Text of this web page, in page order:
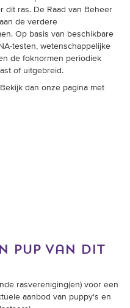
dit ras. De Raad van Beheer
de verdere
Op basis van beschikbare
testen, wetenschappelijke
de foknormen periodiek
of uitgebreid.
dan onze pagina met
pup van dit
rasvereniging(en) voor een
aanbod van puppy's en